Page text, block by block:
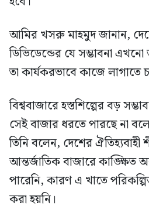
আমির খসরু মাহমুদ জানান,
ডিভিডেন্ডের যে সম্ভাবনা
তা কার্যকরভাবে কাজে লাগাতে
বিশ্ববাজারে হস্তশিল্পের বড়
সেই বাজার ধরতে পারছে না
তিনি বলেন, দেশের
আন্তর্জাতিক বাজারে কাঙ্ক্ষিত
পারেনি, কারণ এ খাতে
করা হয়নি।